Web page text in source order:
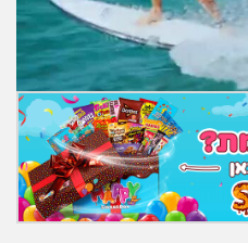
יוקר המחיה
גאווה